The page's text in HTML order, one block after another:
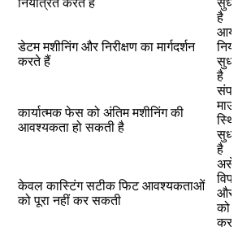
नियंत्रित करते हैं
है
डेटम मशीनिंग और निरीक्षण का मार्गदर्शन
करते हैं
है
कार्यात्मक फेस को अंतिम मशीनिंग की
आवश्यकता हो सकती है
है
केवल कास्टिंग सटीक फिट आवश्यकताओं
को पूरा नहीं कर सकती
और
को